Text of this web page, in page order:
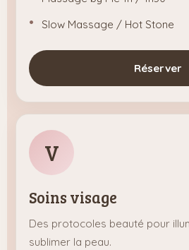
Slow Massage / Hot Stone
Réserver
V
Soins visage
Des protocoles beauté pour
sublimer la peau.